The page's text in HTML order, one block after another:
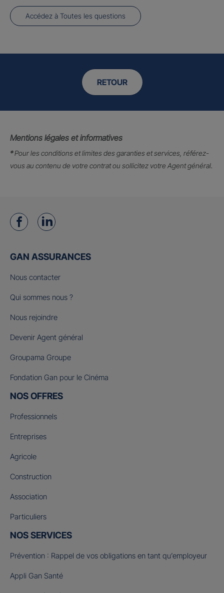
Accédez à Toutes les questions
RETOUR
Mentions légales et informatives
*Pour les conditions et limites des garanties et services, référez-
vous au contenu de votre contrat ou sollicitez votre Agent général.
GAN ASSURANCES
Nous contacter
Qui sommes nous ?
Nous rejoindre
Devenir Agent général
Groupama Groupe
Fondation Gan pour le Cinéma
NOS OFFRES
Professionnels
Entreprises
Agricole
Construction
Association
Particuliers
NOS SERVICES
Prévention : Rappel de vos obligations en tant qu’employeur
Appli Gan Santé